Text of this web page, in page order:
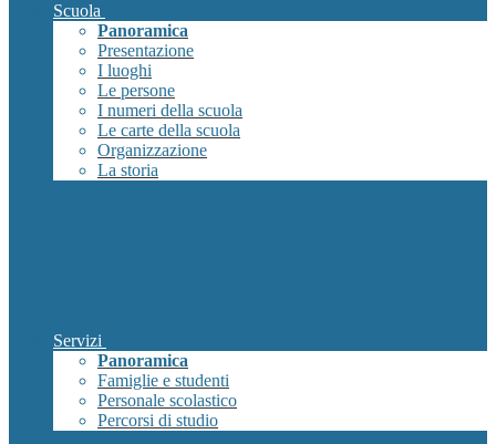
Scuola
Panoramica
Presentazione
I luoghi
Le persone
I numeri della scuola
Le carte della scuola
Organizzazione
La storia
Servizi
Panoramica
Famiglie e studenti
Personale scolastico
Percorsi di studio